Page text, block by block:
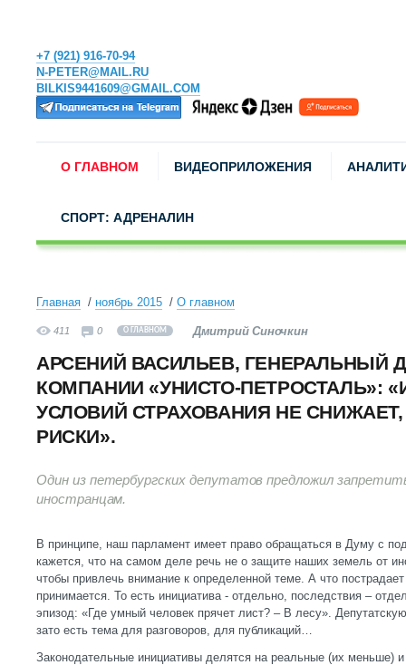
+7 (921) 916-70-94
N-PETER@MAIL.RU
BILKIS9441609@GMAIL.COM
О ГЛАВНОМ ВИДЕОПРИЛОЖЕНИЯ
СПОРТ: АДРЕНАЛИН
Главная ноябрь 2015 О главном
411 0 О ГЛАВНОМ Дмитрий Синочкин
АРСЕНИЙ ВАСИЛЬЕВ, ГЕНЕРАЛЬНЫЙ
КОМПАНИИ «УНИСТО-ПЕТРОСТАЛЬ»:
УСЛОВИЙ СТРАХОВАНИЯ НЕ
РИСКИ».
Один из петербургских депутатов предложил
иностранцам.
В принципе, наш парламент имеет право обращаться в Думу с
кажется, что на самом деле речь не о защите наших земель от
чтобы привлечь внимание к определенной теме. А что
принимается. То есть инициатива - отдельно, последствия –
эпизод: «Где умный человек прячет лист? – В лесу».
зато есть тема для разговоров, для публикаций…
Законодательные инициативы делятся на реальные (их меньше)